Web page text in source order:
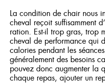
La condition de chair nous
cheval reçoit suffisamment
ration. Est-il trop gras, trop
cheval de performance qui
calories pendant les
généralement des besoins
pouvez donc augmenter la
chaque repas, ajouter un